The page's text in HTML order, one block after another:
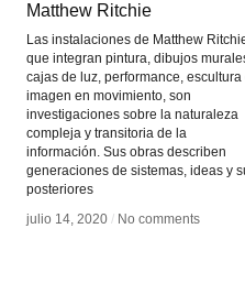
Matthew Ritchie
Las instalaciones de Matthew
que integran pintura, dibujos
cajas de luz, performance, escultura
imagen en movimiento, son
investigaciones sobre la naturaleza
compleja y transitoria de la
información. Sus obras describen
generaciones de sistemas, ideas y
posteriores
julio 14, 2020 / No comments
Matthew Ritchie
julio 14, 2020 / No comments